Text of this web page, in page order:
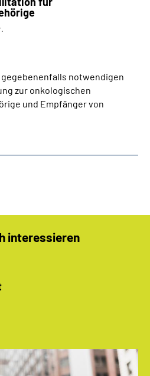
notwendigen
zur onkologischen
und Empfänger von
interessieren